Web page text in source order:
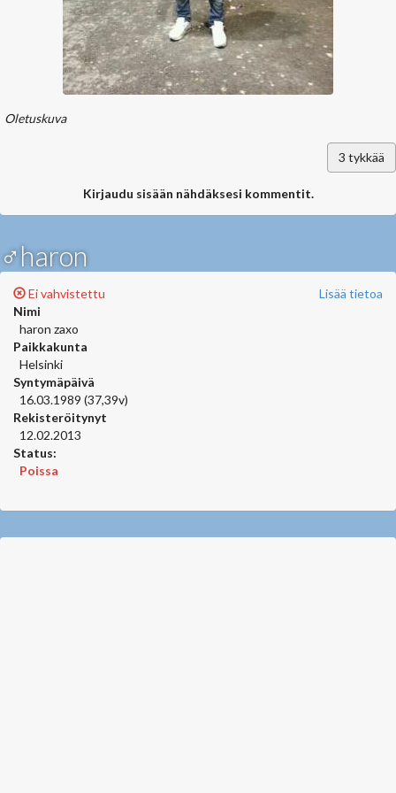
Oletuskuva
3 tykkää
Kirjaudu sisään nähdäksesi kommentit.
♂haron
Lisää tietoa
Ei vahvistettu
Nimi
haron zaxo
Paikkakunta
Helsinki
Syntymäpäivä
16.03.1989 (37,39v)
Rekisteröitynyt
12.02.2013
Status:
Poissa